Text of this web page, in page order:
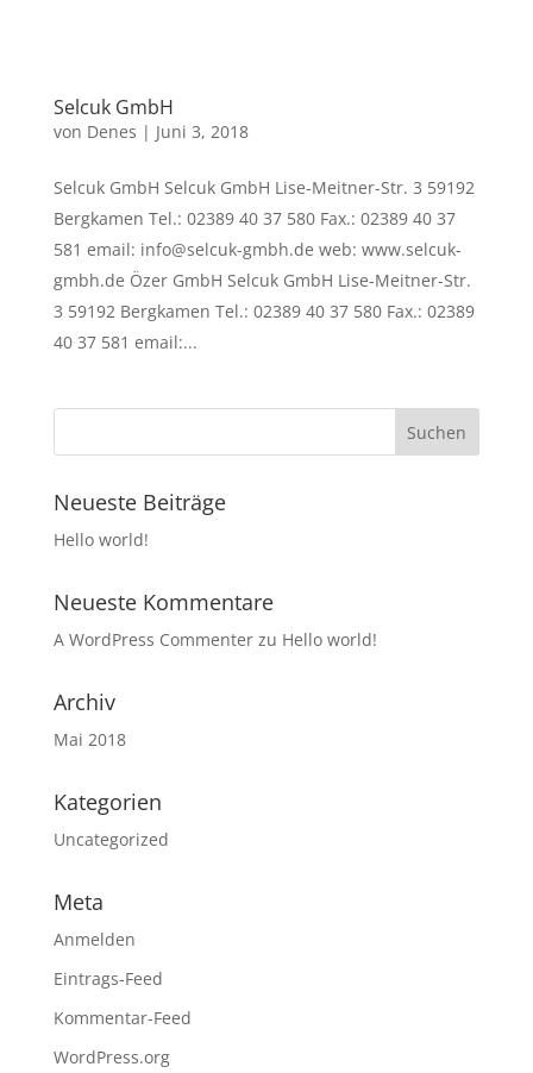
Selcuk GmbH
von Denes | Juni 3, 2018
Selcuk GmbH Selcuk GmbH Lise-Meitner-Str. 3 59192
Bergkamen Tel.: 02389 40 37 580 Fax.: 02389 40 37
581 email: info@selcuk-gmbh.de web: www.selcuk-
gmbh.de Özer GmbH Selcuk GmbH Lise-Meitner-Str.
3 59192 Bergkamen Tel.: 02389 40 37 580 Fax.: 02389
40 37 581 email:...
Neueste Beiträge
Hello world!
Neueste Kommentare
A WordPress Commenterzu Hello world!
Archiv
Mai 2018
Kategorien
Uncategorized
Meta
Anmelden
Eintrags-Feed
Kommentar-Feed
WordPress.org